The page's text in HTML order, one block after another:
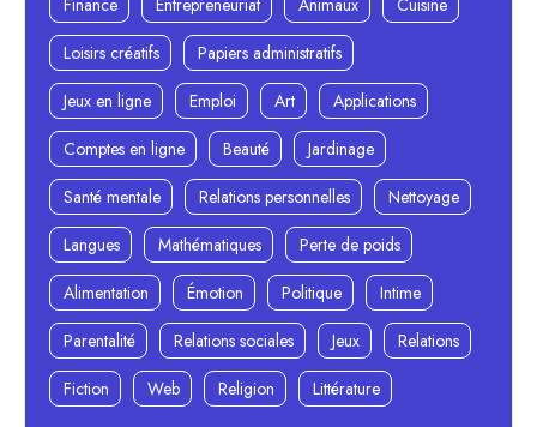
Finance
Entrepreneuriat Animaux
Cuisine
Loisirs créatifs
Papiers administratifs
Jeux en ligne
Emploi Art
Applications
Comptes en ligne
Beauté
Jardinage
Santé mentale
Relations personnelles
Nettoyage
Langues
Mathématiques
Perte de poids
Alimentation
Émotion Politique
Intime
Parentalité
Relations sociales Jeux
Relations
Fiction
Web Religion Littérature